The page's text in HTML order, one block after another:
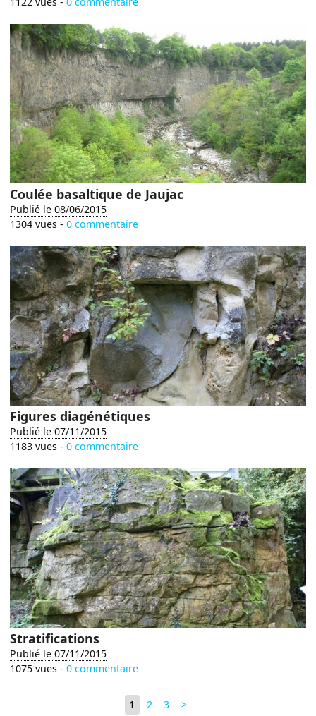
Coulée basaltique de Jaujac
Publié le 08/06/2015
1304 vues -0 commentaire
Figures diagénétiques
Publié le 07/11/2015
1183 vues -0 commentaire
Stratifications
Publié le 07/11/2015
1075 vues -0 commentaire
1 2 3 >